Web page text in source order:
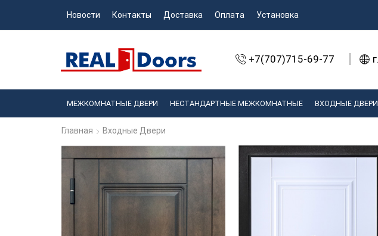
Новости Контакты Доставка Оплата Установка
+7(707)715-69-77
МЕЖКОМНАТНЫЕ ДВЕРИ НЕСТАНДАРТНЫЕ МЕЖКОМНАТНЫЕ ВХОДНЫЕ ДВЕРИ
Главная Входные Двери